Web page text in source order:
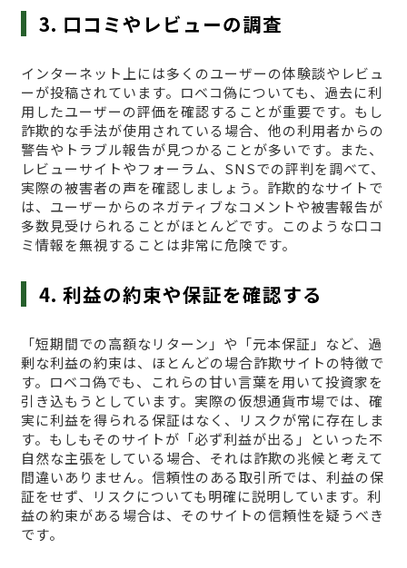
3. 口コミやレビューの調査
インターネット上には多くのユーザーの体験談やレビュ
ーが投稿されています。ロベコ偽についても、過去に利
用したユーザーの評価を確認することが重要です。もし
詐欺的な手法が使用されている場合、他の利用者からの
警告やトラブル報告が見つかることが多いです。また、
レビューサイトやフォーラム、SNSでの評判を調べて、
実際の被害者の声を確認しましょう。詐欺的なサイトで
は、ユーザーからのネガティブなコメントや被害報告が
多数見受けられることがほとんどです。このような口コ
ミ情報を無視することは非常に危険です。
4. 利益の約束や保証を確認する
「短期間での高額なリターン」や「元本保証」など、過
剰な利益の約束は、ほとんどの場合詐欺サイトの特徴で
す。ロベコ偽でも、これらの甘い言葉を用いて投資家を
引き込もうとしています。実際の仮想通貨市場では、確
実に利益を得られる保証はなく、リスクが常に存在しま
す。もしもそのサイトが「必ず利益が出る」といった不
自然な主張をしている場合、それは詐欺の兆候と考えて
間違いありません。信頼性のある取引所では、利益の保
証をせず、リスクについても明確に説明しています。利
益の約束がある場合は、そのサイトの信頼性を疑うべき
です。